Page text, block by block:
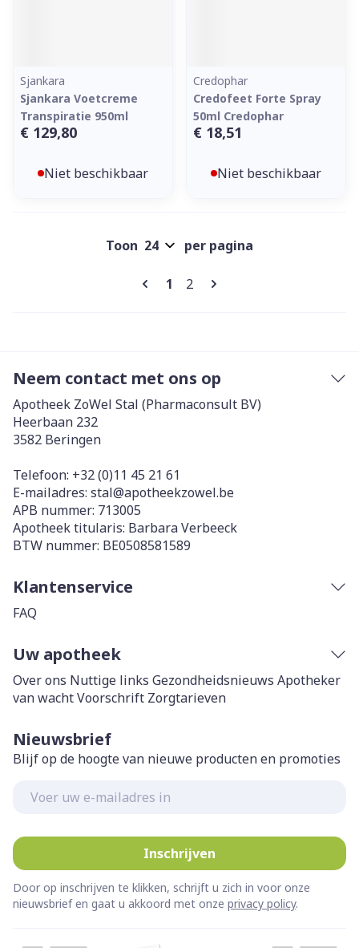
Sjankara
Sjankara Voetcreme
Transpiratie 950ml
€ 129,80
Niet beschikbaar
Credophar
Credofeet Forte Spray
50ml Credophar
€ 18,51
Niet beschikbaar
Pagina's
U lees momenteel pagina
1 Pagina
2
Toon per pagina
Neem contact met ons op
Apotheek ZoWel Stal (Pharmaconsult BV)
Heerbaan 232
3582 Beringen
Telefoon: +32 (0)11 45 21 61
E-mailadres: stal@apotheekzowel.be
APB nummer: 713005
Apotheek titularis: Barbara Verbeeck
BTW nummer: BE0508581589
Klantenservice
FAQ
Uw apotheek
Over ons Nuttige links Gezondheidsnieuws Apotheker
van wachtVoorschrift Zorgtarieven
Nieuwsbrief
Blijf op de hoogte van nieuwe producten en promoties
Inschrijven
Door op inschrijven te klikken, schrijft u zich in voor onze
nieuwsbrief en gaat u akkoord met onze privacy policy.